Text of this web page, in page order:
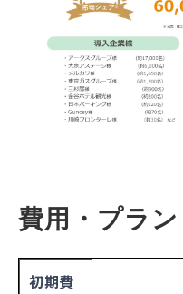
費用・プラン
初期費